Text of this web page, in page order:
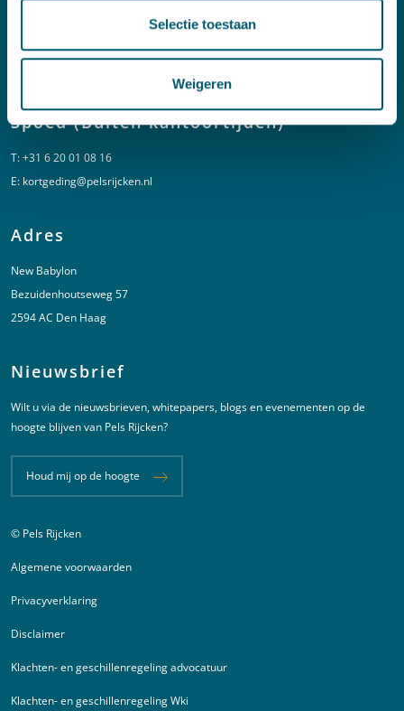
Selectie toestaan
Weigeren
Spoed (Buiten kantoortijden)
T:+31 6 20 01 08 16
E: kortgeding@pelsrijcken.nl
Adres
New Babylon
Bezuidenhoutseweg 57
2594 AC Den Haag
Nieuwsbrief
Wilt u via de nieuwsbrieven, whitepapers, blogs en evenementen op de
hoogte blijven van Pels Rijcken?
Houd mij op de hoogte
Juridische informatie
© Pels Rijcken
Algemene voorwaarden
Privacyverklaring
Disclaimer
Klachten- en geschillenregeling advocatuur
Klachten- en geschillenregeling Wki